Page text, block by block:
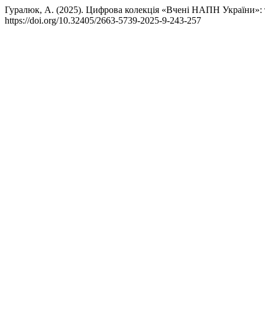
Гуралюк, А. (2025). Цифрова колекція «Вчені НАПН України»:
https://doi.org/10.32405/2663-5739-2025-9-243-257